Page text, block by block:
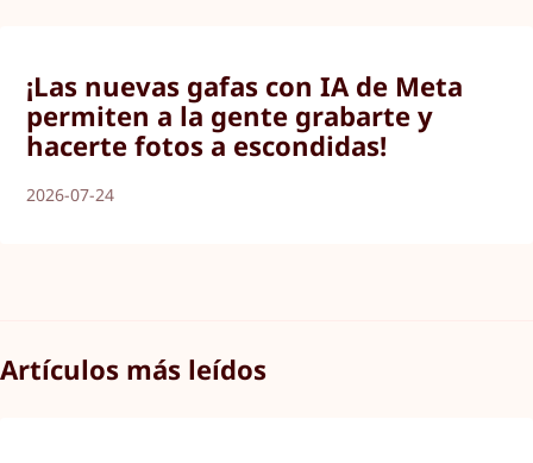
¡Las nuevas gafas con IA de Meta
permiten a la gente grabarte y
hacerte fotos a escondidas!
2026-07-24
Artículos más leídos